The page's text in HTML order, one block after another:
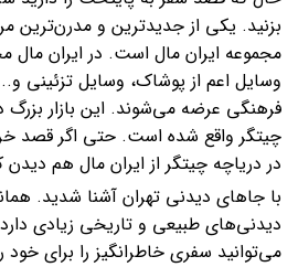
بزنید. یکی از جدیدترین و مدرن‌ترین
مجموعه ایران مال است. در ایران مال
وسایل اعم از پوشاک، وسایل تزئینی
فرهنگی عرضه می‌شوند. این بازار بزرگ
چیتگر واقع شده است. حتی اگر قصد
در دریاچه چیتگر از ایران مال هم دیدن
با جاهای دیدنی تهران آشنا شدید.
دیدنی‌های طبیعی و تاریخی زیادی دارد
می‌توانید سفری خاطرانگیز را برای خود